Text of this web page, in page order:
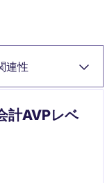
連性
計AVPレベ